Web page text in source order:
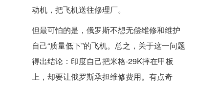
动机，把飞机送往修理厂。
但最可怕的是，俄罗斯不想无偿维修和维护
自己“质量低下”的飞机。总之，关于这一问题
得出结论：印度自己把米格-29K摔在甲板
上，却要让俄罗斯承担维修费用。有点奇